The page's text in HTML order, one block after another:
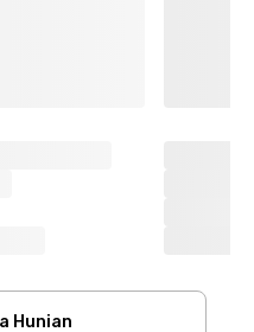
Hunian